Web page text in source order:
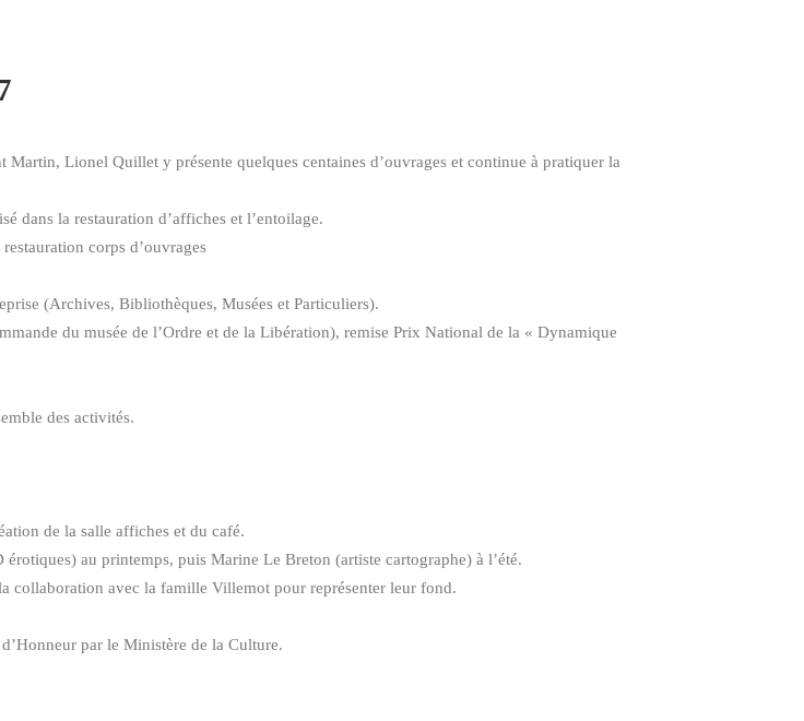
Lionel Quillet y présente quelques centaines d’ouvrages et continue à pratiquer la
dans la restauration d’affiches et l’entoilage.
corps d’ouvrages
(Archives, Bibliothèques, Musées et Particuliers).
du musée de l’Ordre et de la Libération), remise Prix National de la « Dynamique
des activités.
de la salle affiches et du café.
au printemps, puis Marine Le Breton (artiste cartographe) à l’été.
collaboration avec la famille Villemot pour représenter leur fond.
par le Ministère de la Culture.